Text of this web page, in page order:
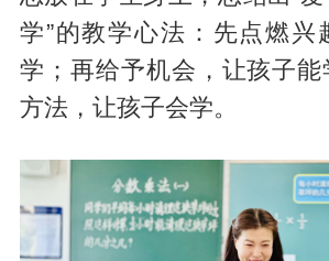
学”的教学心法：先点燃兴
学；再给予机会，让孩子
方法，让孩子会学。